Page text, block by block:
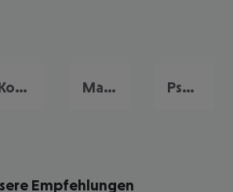
Kos Stadt Mastichari Psalidi
Empfehlungen